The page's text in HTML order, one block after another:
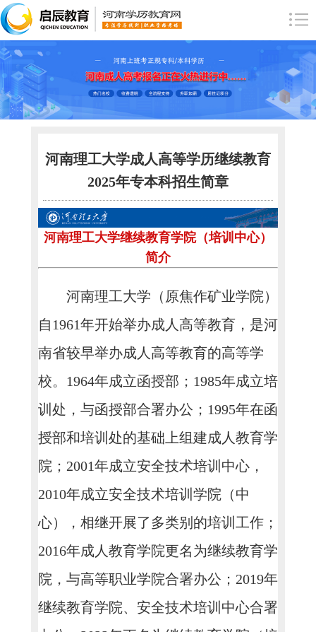
河南理工大学成人高等学历继续教育
2025年专本科招生简章
河南理工大学继续教育学院（培训中心）
简介
河南理工大学（原焦作矿业学院）
自1961年开始举办成人高等教育，是河
南省较早举办成人高等教育的高等学
校。1964年成立函授部；1985年成立培
训处，与函授部合署办公；1995年在函
授部和培训处的基础上组建成人教育学
院；2001年成立安全技术培训中心，
2010年成立安全技术培训学院（中
心），相继开展了多类别的培训工作；
2016年成人教育学院更名为继续教育学
院，与高等职业学院合署办公；2019年
继续教育学院、安全技术培训中心合署